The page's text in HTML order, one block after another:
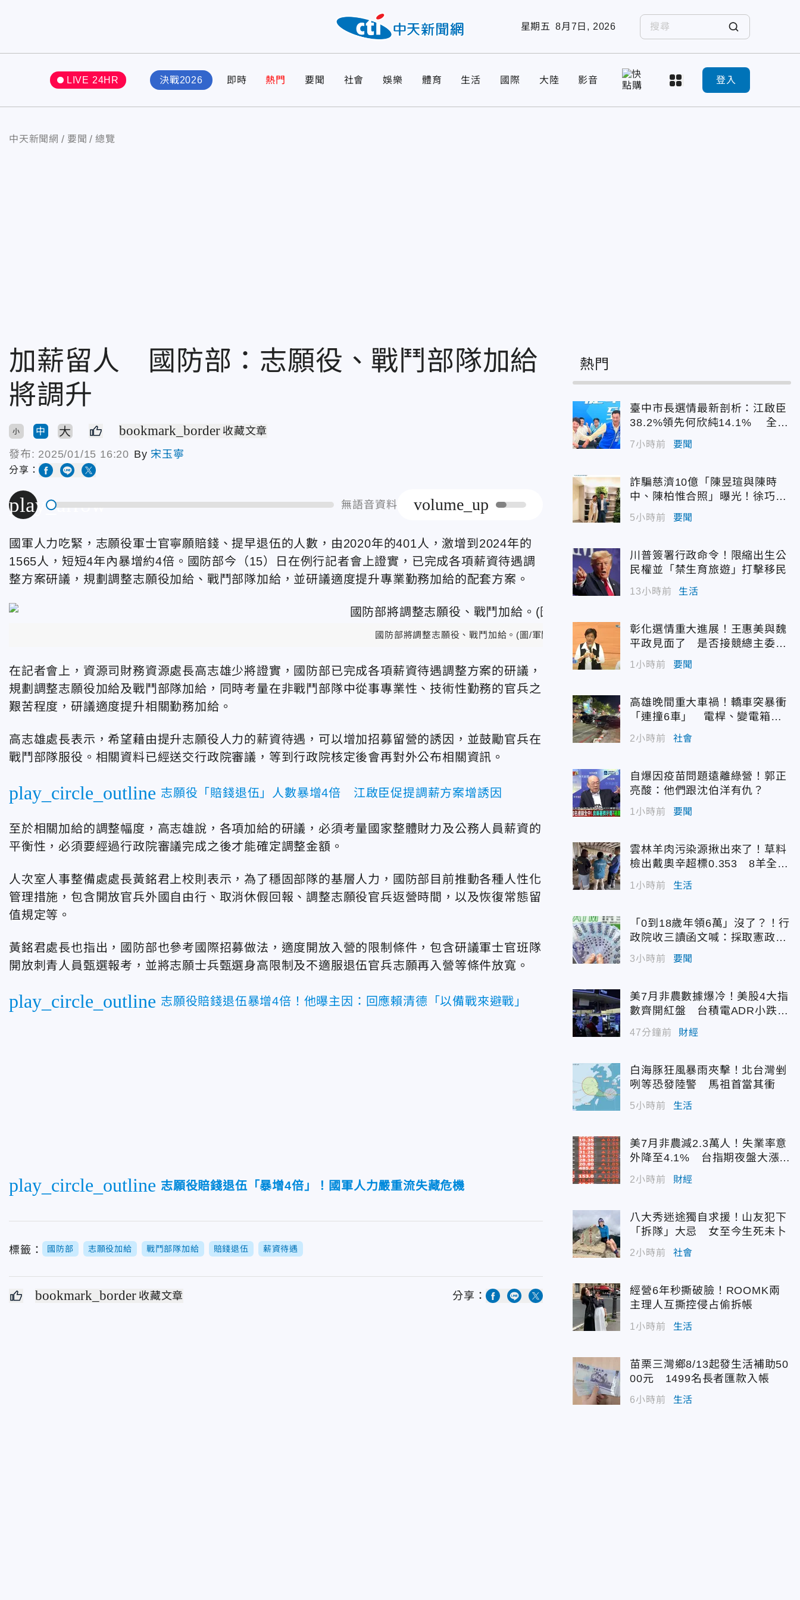
星期五 8月7日, 2026
LIVE 24HR 決戰2026 即時 熱門 要聞 社會 娛樂 體育 生活 國際 大陸 影音 登入
中天新聞網 要聞 總覽
加薪留人 國防部：志願役、戰鬥部隊加給
將調升
小 中 大 bookmark_border 收藏文章
發布: 2025/01/15 16:20 By宋玉寧
分享：
play_arrow 無語音資料 volume_up
國軍人力吃緊，志願役軍士官寧願賠錢、提早退伍的人數，由2020年的401人，激增到2024年的
1565人，短短4年內暴增約4倍。國防部今（15）日在例行記者會上證實，已完成各項薪資待遇調
整方案研議，規劃調整志願役加給、戰鬥部隊加給，並研議適度提升專業勤務加給的配套方案。
國防部將調整志願役、戰鬥加給。(圖/軍聞社)
在記者會上，資源司財務資源處長高志雄少將證實，國防部已完成各項薪資待遇調整方案的研議，
規劃調整志願役加給及戰鬥部隊加給，同時考量在非戰鬥部隊中從事專業性、技術性勤務的官兵之
艱苦程度，研議適度提升相關勤務加給。
高志雄處長表示，希望藉由提升志願役人力的薪資待遇，可以增加招募留營的誘因，並鼓勵官兵在
戰鬥部隊服役。相關資料已經送交行政院審議，等到行政院核定後會再對外公布相關資訊。
play_circle_outline 志願役「賠錢退伍」人數暴增4倍 江啟臣促提調薪方案增誘因
至於相關加給的調整幅度，高志雄說，各項加給的研議，必須考量國家整體財力及公務人員薪資的
平衡性，必須要經過行政院審議完成之後才能確定調整金額。
人次室人事整備處處長黃銘君上校則表示，為了穩固部隊的基層人力，國防部目前推動各種人性化
管理措施，包含開放官兵外國自由行、取消休假回報、調整志願役官兵返營時間，以及恢復常態留
值規定等。
黃銘君處長也指出，國防部也參考國際招募做法，適度開放入營的限制條件，包含研議軍士官班隊
開放刺青人員甄選報考，並將志願士兵甄選身高限制及不適服退伍官兵志願再入營等條件放寬。
play_circle_outline 志願役賠錢退伍暴增4倍！他曝主因：回應賴清德「以備戰來避戰」
play_circle_outline 志願役賠錢退伍「暴增4倍」！國軍人力嚴重流失藏危機
標籤： 國防部 志願役加給 戰鬥部隊加給 賠錢退伍 薪資待遇
bookmark_border 收藏文章 分享：
熱門
臺中市長選情最新剖析：江啟臣
38.2%領先何欣純14.1% 全世
代支持度全面居首
7小時前 要聞
詐騙慈濟10億「陳昱瑄與陳時
中、陳柏惟合照」曝光！徐巧芯
震撼出手
5小時前 要聞
川普簽署行政命令！限縮出生公
民權並「禁生育旅遊」打擊移民
13小時前 生活
彰化選情重大進展！王惠美與魏
平政見面了 是否接競總主委態
度曝光
1小時前 要聞
高雄晚間重大車禍！轎車突暴衝
「連撞6車」 電桿、變電箱全
遭殃
2小時前 社會
自爆因疫苗問題遠離綠營！郭正
亮酸：他們跟沈伯洋有仇？
1小時前 要聞
雲林羊肉污染源揪出來了！草料
檢出戴奧辛超標0.353 8羊全撲
殺化製
1小時前 生活
「0到18歲年領6萬」沒了？！行
政院收三讀函文喊：採取憲政作
為
3小時前 要聞
美7月非農數據爆冷！美股4大指
數齊開紅盤 台積電ADR小跌0.
45%
47分鐘前 財經
白海豚狂風暴雨夾擊！北台灣剉
咧等恐發陸警 馬祖首當其衝
5小時前 生活
美7月非農減2.3萬人！失業率意
外降至4.1% 台指期夜盤大漲7
45點
2小時前 財經
八大秀迷途獨自求援！山友犯下
「拆隊」大忌 女至今生死未卜
2小時前 社會
經營6年秒撕破臉！ROOMK兩
主理人互撕控侵占偷拆帳
1小時前 生活
苗栗三灣鄉8/13起發生活補助50
00元 1499名長者匯款入帳
6小時前 生活